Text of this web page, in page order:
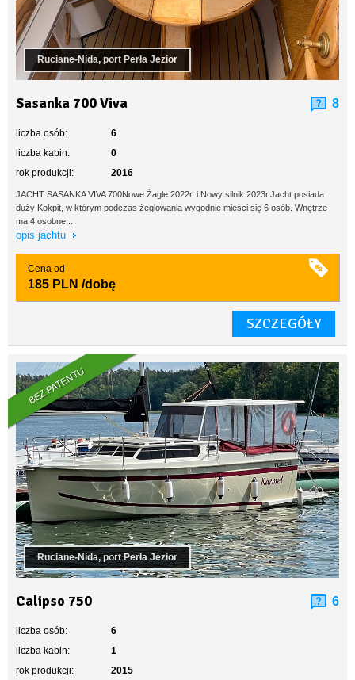
Ruciane-Nida, port Perła Jezior
Sasanka 700 Viva 8
liczba osób:
6
liczba kabin:
0
rok produkcji:
2016
JACHT SASANKA VIVA 700Nowe Żagle 2022r. i Nowy silnik 2023r.Jacht posiada
duży Kokpit, w którym podczas żeglowania wygodnie mieści się 6 osób. Wnętrze
ma 4 osobne...
opis jachtu
Cena od
185 PLN /dobę
SZCZEGÓŁY
BEZ PATENTU
Ruciane-Nida, port Perła Jezior
Calipso 750 6
liczba osób:
6
liczba kabin:
1
rok produkcji:
2015